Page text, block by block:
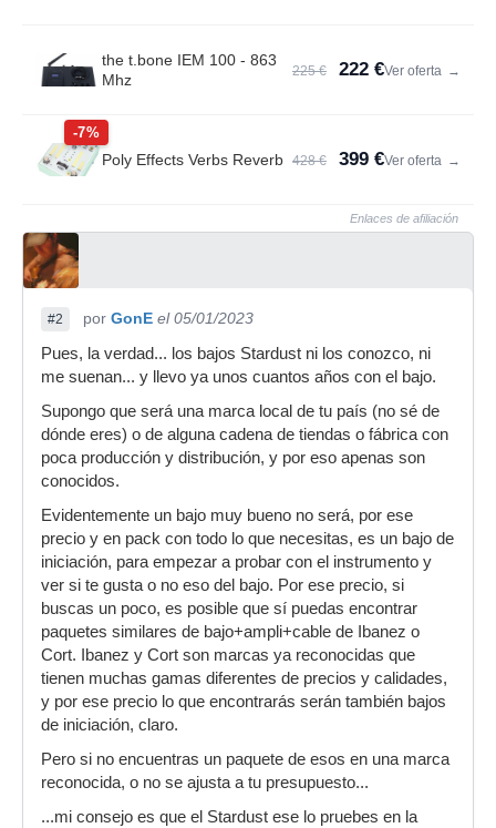
the t.bone IEM 100 - 863
Mhz
225 € 222 €Ver oferta →
-7%
Poly Effects Verbs Reverb 428 € 399 €Ver oferta →
Enlaces de afiliación
#2 por GonE el 05/01/2023
Pues, la verdad... los bajos Stardust ni los conozco, ni
me suenan... y llevo ya unos cuantos años con el bajo.
Supongo que será una marca local de tu país (no sé de
dónde eres) o de alguna cadena de tiendas o fábrica con
poca producción y distribución, y por eso apenas son
conocidos.
Evidentemente un bajo muy bueno no será, por ese
precio y en pack con todo lo que necesitas, es un bajo de
iniciación, para empezar a probar con el instrumento y
ver si te gusta o no eso del bajo. Por ese precio, si
buscas un poco, es posible que sí puedas encontrar
paquetes similares de bajo+ampli+cable de Ibanez o
Cort. Ibanez y Cort son marcas ya reconocidas que
tienen muchas gamas diferentes de precios y calidades,
y por ese precio lo que encontrarás serán también bajos
de iniciación, claro.
Pero si no encuentras un paquete de esos en una marca
reconocida, o no se ajusta a tu presupuesto...
...mi consejo es que el Stardust ese lo pruebes en la